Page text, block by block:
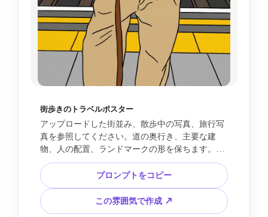
街歩きのトラベルポスター
アップロードした街並み、散歩中の写真、旅行写
真を参照してください。道の奥行き、主要な建
物、人の配置、ランドマークの形を保ちます。カ
ラフルなフラット建築、シンプルな窓、遊び心の
ある雲、手描きの花、不完全な線、白い紙のポス
ター感で、画像全体をフォークアート風ドゥード
ル旅行イラストに変換してください。目的地の雰
囲気は残しながら、元写真とは違う明るい色にし
プロンプトをコピー
この雰囲気で作成 ↗